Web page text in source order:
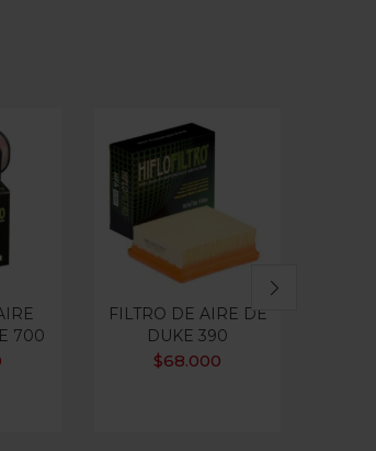
700
FILTRO DE AIRE DE
DUKE 390
$68.000